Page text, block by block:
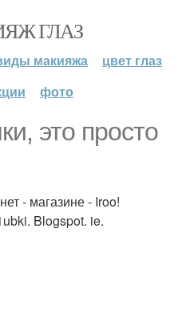
ГЛАЗ
макияжа
цвет глаз
фото
это просто
- магазине - Iroo!
Blogspot. ie.